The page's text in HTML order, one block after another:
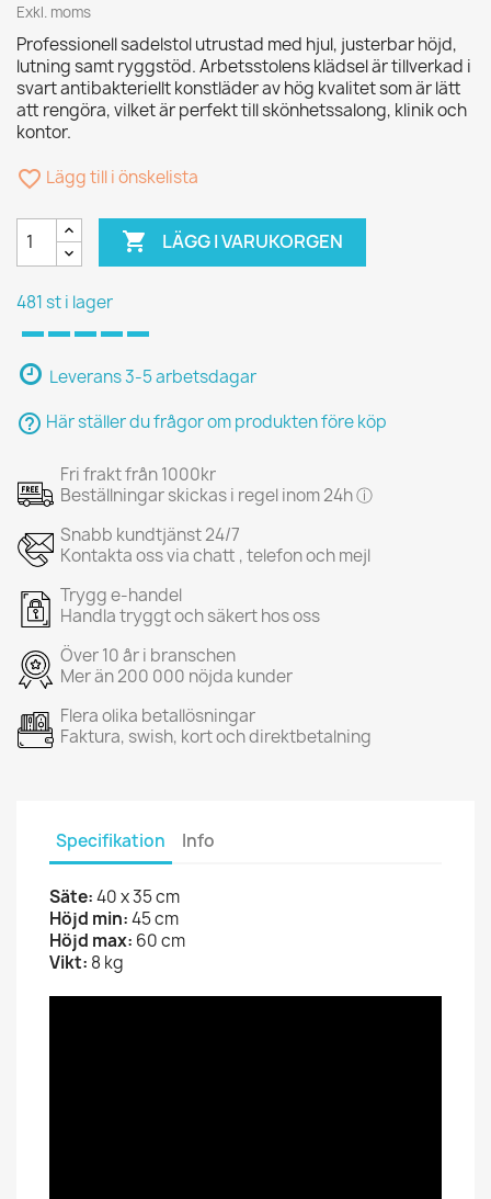
Exkl. moms
Professionell sadelstol utrustad med hjul, justerbar höjd,
lutning samt ryggstöd. Arbetsstolens klädsel är tillverkad i
svart antibakteriellt konstläder av hög kvalitet som är lätt
att rengöra, vilket är perfekt till skönhetssalong, klinik och
kontor.
favorite_border Lägg till i önskelista
 LÄGG I VARUKORGEN
481 st i lager
Leverans 3-5 arbetsdagar
help_outline Här ställer du frågor om produkten före köp
Fri frakt från 1000kr
Beställningar skickas i regel inom 24h ⓘ
Snabb kundtjänst 24/7
Kontakta oss via chatt , telefon och mejl
Trygg e-handel
Handla tryggt och säkert hos oss
Över 10 år i branschen
Mer än 200 000 nöjda kunder
Flera olika betallösningar
Faktura, swish, kort och direktbetalning
Specifikation Info
Säte:40 x 35 cm
Höjd min:45 cm
Höjd max: 60 cm
Vikt: 8 kg